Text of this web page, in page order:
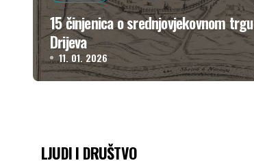
15 činjenica o srednjovjekovnom trgu
Drijeva
11. 01. 2026
LJUDI I DRUŠTVO